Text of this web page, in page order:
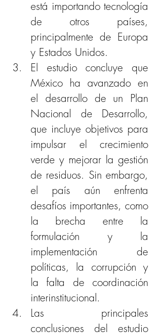
está importando tecnología
de otros países,
principalmente de Europa
y Estados Unidos.
El estudio concluye que
México ha avanzado en
el desarrollo de un Plan
Nacional de Desarrollo,
que incluye objetivos para
impulsar el crecimiento
verde y mejorar la gestión
de residuos. Sin embargo,
el país aún enfrenta
desafíos importantes, como
la brecha entre la
formulación y la
implementación de
políticas, la corrupción y
la falta de coordinación
interinstitucional.
Las principales
conclusiones del estudio